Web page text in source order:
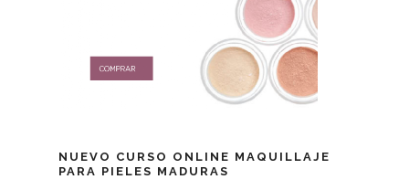
NUEVO CURSO ONLINE MAQUILLAJE
PARA PIELES MADURAS